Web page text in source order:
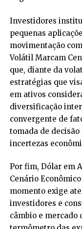
Investidores
pequenas
movimentação
Volátil Marcam
que, diante da
estratégias que
em ativos
diversificação
convergente de
tomada de
incertezas
Por fim, Dólar em
Cenário
momento exige
investidores e
câmbio e mercado